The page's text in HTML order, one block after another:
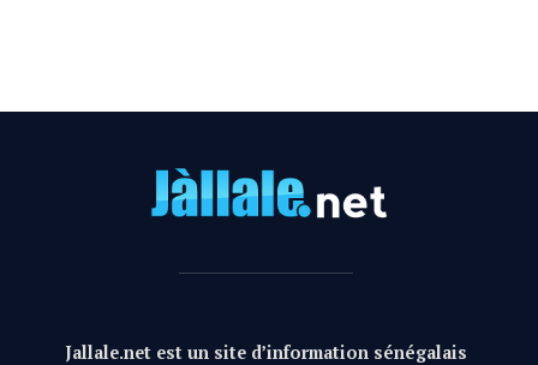
Jallale.net est un site d’information sénégalais